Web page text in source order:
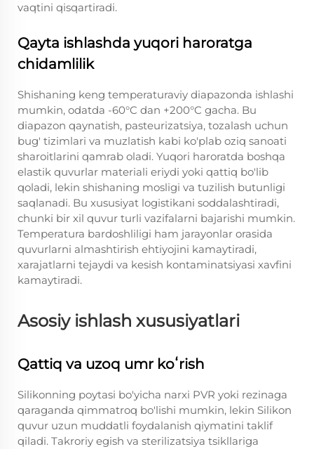
vaqtini qisqartiradi.
Qayta ishlashda yuqori haroratga
chidamlilik
Shishaning keng temperaturaviy diapazonda ishlashi
mumkin, odatda -60°C dan +200°C gacha. Bu
diapazon qaynatish, pasteurizatsiya, tozalash uchun
bug' tizimlari va muzlatish kabi ko'plab oziq sanoati
sharoitlarini qamrab oladi. Yuqori haroratda boshqa
elastik quvurlar materiali eriydi yoki qattiq bo'lib
qoladi, lekin shishaning mosligi va tuzilish butunligi
saqlanadi. Bu xususiyat logistikani soddalashtiradi,
chunki bir xil quvur turli vazifalarni bajarishi mumkin.
Temperatura bardoshliligi ham jarayonlar orasida
quvurlarni almashtirish ehtiyojini kamaytiradi,
xarajatlarni tejaydi va kesish kontaminatsiyasi xavfini
kamaytiradi.
Asosiy ishlash xususiyatlari
Qattiq va uzoq umr koʻrish
Silikonning poytasi bo'yicha narxi PVR yoki rezinaga
qaraganda qimmatroq bo'lishi mumkin, lekin Silikon
quvur uzun muddatli foydalanish qiymatini taklif
qiladi. Takroriy egish va sterilizatsiya tsikllariga